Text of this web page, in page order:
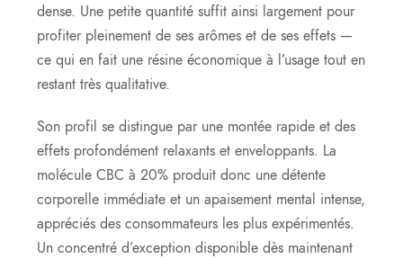
dense. Une petite quantité suffit ainsi largement pour
profiter pleinement de ses arômes et de ses effets —
ce qui en fait une résine économique à l’usage tout en
restant très qualitative.
Son profil se distingue par une montée rapide et des
effets profondément relaxants et enveloppants. La
molécule CBC à 20% produit donc une détente
corporelle immédiate et un apaisement mental intense,
appréciés des consommateurs les plus expérimentés.
Un concentré d’exception disponible dès maintenant